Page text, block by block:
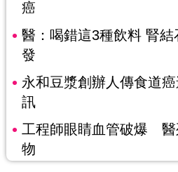
癌
醫：喝錯這3種飲料 腎結
發
永和豆漿創辦人傳食道
訊
工程師眼睛血管破爆 醫
物